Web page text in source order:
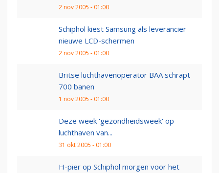
2 nov 2005 - 01:00
Schiphol kiest Samsung als leverancier
nieuwe LCD-schermen
2 nov 2005 - 01:00
Britse luchthavenoperator BAA schrapt
700 banen
1 nov 2005 - 01:00
Deze week 'gezondheidsweek' op
luchthaven van...
31 okt 2005 - 01:00
H-pier op Schiphol morgen voor het